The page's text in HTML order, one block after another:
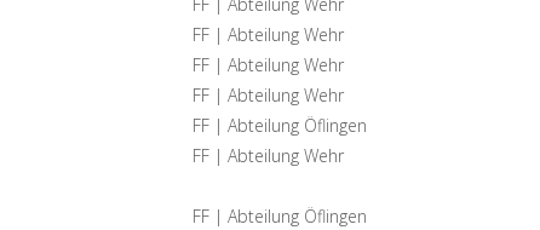
FF | Abteilung Wehr
FF | Abteilung Wehr
FF | Abteilung Wehr
FF | Abteilung Wehr
FF | Abteilung Öflingen
FF | Abteilung Wehr
FF | Abteilung Öflingen